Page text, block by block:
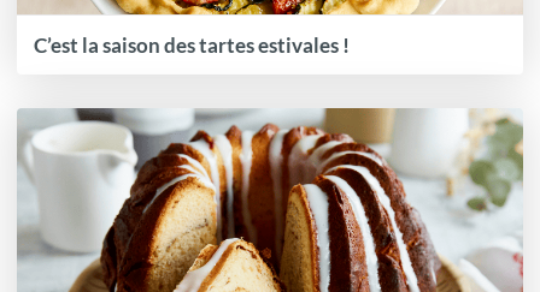
C’est la saison des tartes estivales !